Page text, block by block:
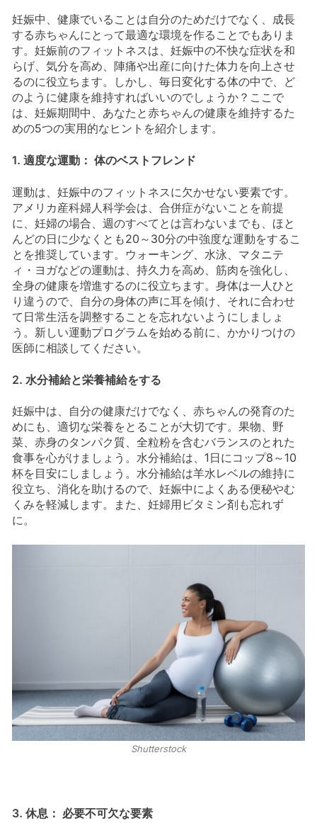
妊娠中、健康でいることは自分のためだけでなく、成長
する赤ちゃんにとって最適な環境を作ることでもありま
す。妊娠前のフィットネスは、妊娠中の不快な症状を和
らげ、気分を高め、陣痛や出産に向けた体力を向上させ
るのに役立ちます。しかし、毎日変化する体の中で、ど
のように健康を維持すればいいのでしょうか？ここで
は、妊娠期間中、あなたと赤ちゃんの健康を維持するた
めの5つの実用的なヒントを紹介します。
1. 適度な運動： 体のベストフレンド
運動は、妊娠中のフィットネスに欠かせない要素です。
アメリカ産科婦人科学会は、合併症がないことを前提
に、妊婦の場合、週のすべてとは言わないまでも、ほと
んどの日に少なくとも20～30分の中強度な運動をするこ
とを推奨しています。ウォーキング、水泳、マタニテ
ィ・ヨガなどの運動は、持久力を高め、筋肉を強化し、
全身の健康を増進するのに役立ちます。身体は一人ひと
り違うので、自分の身体の声に耳を傾け、それに合わせ
て日常生活を調整することを忘れないようにしましょ
う。新しい運動プログラムを始める前に、かかりつけの
医師に相談してください。
2. 水分補給と栄養補給をする
妊娠中は、自分の健康だけでなく、赤ちゃんの発育のた
めにも、適切な栄養をとることが大切です。果物、野
菜、赤身のタンパク質、全粒粉を含むバランスのとれた
食事を心がけましょう。水分補給は、1日にコップ8～10
杯を目安にしましょう。水分補給は羊水レベルの維持に
役立ち、消化を助けるので、妊娠中によくある便秘やむ
くみを軽減します。また、妊婦用ビタミン剤も忘れず
に。
Shutterstock
3. 休息： 必要不可欠な要素